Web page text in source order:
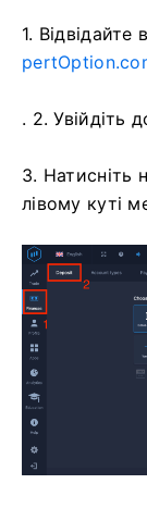
1. Відвідайте
. 2. Увійдіть
3. Натисніть
лівому куті